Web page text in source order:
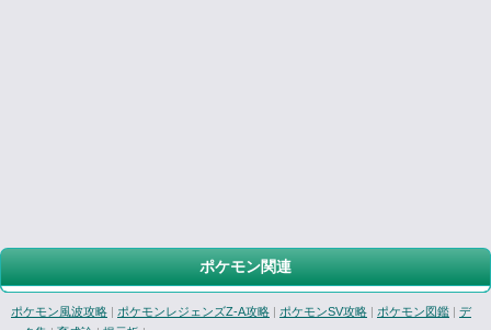
ポケモン関連
ポケモン風波攻略 | ポケモンレジェンズZ-A攻略 | ポケモンSV攻略 | ポケモン図鑑 | デ